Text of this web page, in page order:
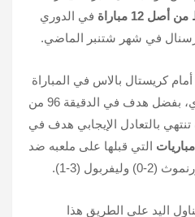
12 مباراة
في الدوري
في شهر شتنبر الماضي.
كريستال بالاس في المباراة
الأخيرة على أرضه في الدوري، بفضل هدف في الدقيقة 96 من
تنتهي بالتعادل الإيجابي هدف في
التي قبلها على ملعبه ضد
اليد على الطريق هذا